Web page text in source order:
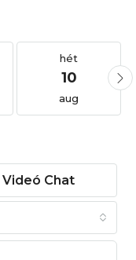
hét
10
aug
Videó Chat